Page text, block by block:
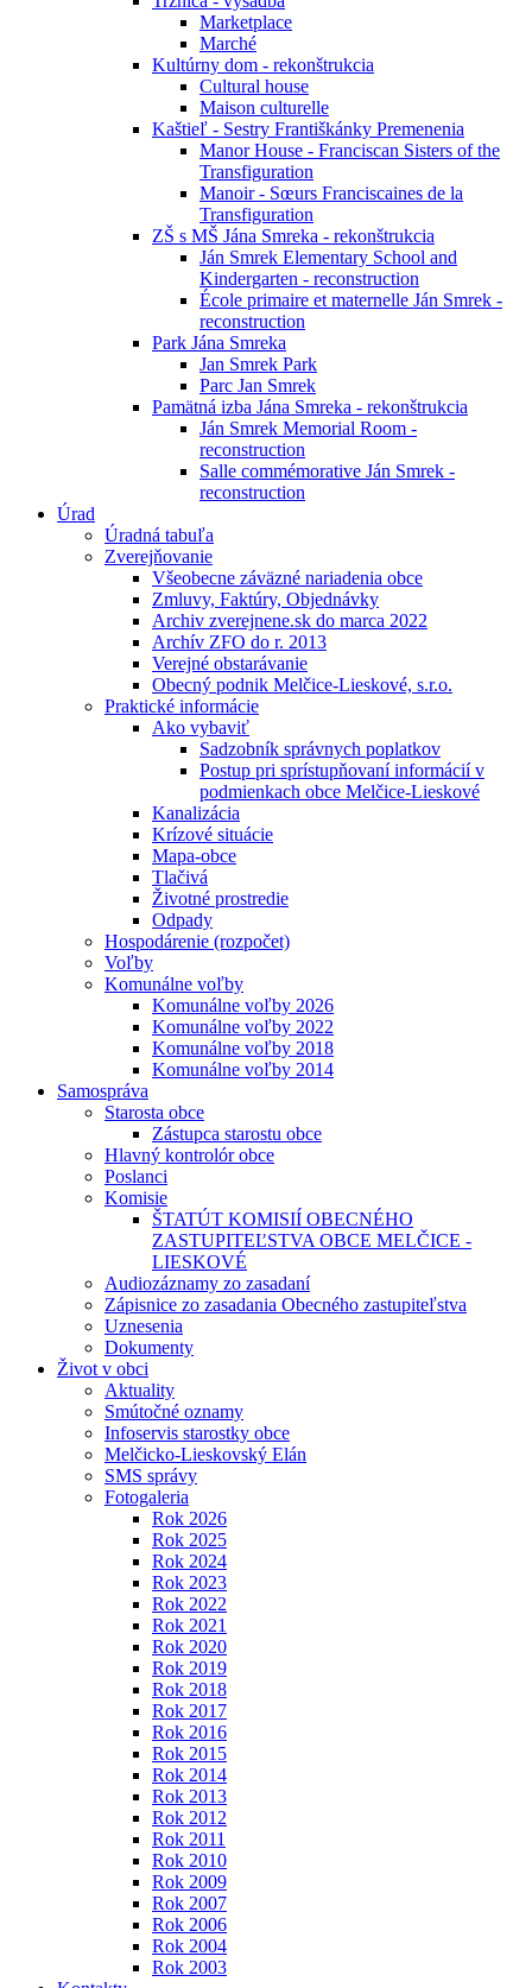
Marketplace
Marché
Kultúrny dom - rekonštrukcia
Cultural house
Maison culturelle
Kaštieľ - Sestry Františkánky Premenenia
Manor House - Franciscan Sisters of the
Transfiguration
Manoir - Sœurs Franciscaines de la
Transfiguration
ZŠ s MŠ Jána Smreka - rekonštrukcia
Ján Smrek Elementary School and
Kindergarten - reconstruction
École primaire et maternelle Ján Smrek -
reconstruction
Park Jána Smreka
Jan Smrek Park
Parc Jan Smrek
Pamätná izba Jána Smreka - rekonštrukcia
Ján Smrek Memorial Room -
reconstruction
Salle commémorative Ján Smrek -
reconstruction
Úrad
Úradná tabuľa
Zverejňovanie
Všeobecne záväzné nariadenia obce
Zmluvy, Faktúry, Objednávky
Archiv zverejnene.sk do marca 2022
Archív ZFO do r. 2013
Verejné obstarávanie
Obecný podnik Melčice-Lieskové, s.r.o.
Praktické informácie
Ako vybaviť
Sadzobník správnych poplatkov
Postup pri sprístupňovaní informácií v
podmienkach obce Melčice-Lieskové
Kanalizácia
Krízové situácie
Mapa-obce
Tlačivá
Životné prostredie
Odpady
Hospodárenie (rozpočet)
Voľby
Komunálne voľby
Komunálne voľby 2026
Komunálne voľby 2022
Komunálne voľby 2018
Komunálne voľby 2014
Samospráva
Starosta obce
Zástupca starostu obce
Hlavný kontrolór obce
Poslanci
Komisie
ŠTATÚT KOMISIÍ OBECNÉHO
ZASTUPITEĽSTVA OBCE MELČICE -
LIESKOVÉ
Audiozáznamy zo zasadaní
Zápisnice zo zasadania Obecného zastupiteľstva
Uznesenia
Dokumenty
Život v obci
Aktuality
Smútočné oznamy
Infoservis starostky obce
Melčicko-Lieskovský Elán
SMS správy
Fotogaleria
Rok 2026
Rok 2025
Rok 2024
Rok 2023
Rok 2022
Rok 2021
Rok 2020
Rok 2019
Rok 2018
Rok 2017
Rok 2016
Rok 2015
Rok 2014
Rok 2013
Rok 2012
Rok 2011
Rok 2010
Rok 2009
Rok 2007
Rok 2006
Rok 2004
Rok 2003